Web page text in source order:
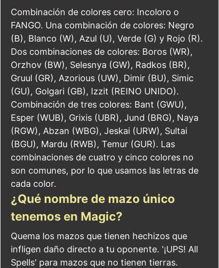
Combinación de colores cero: Incoloro o
FANGO. Una combinación de colores: Negro
(B), Blanco (W), Azul (U), Verde (G) y Rojo (R).
Dos combinaciones de colores: Boros (WR),
Orzhov (BW), Selesnya (GW), Radkos (BR),
Gruul (GR), Azorious (UW), Dimir (BU), Simic
(GU), Golgari (GB), Izzit (REINO UNIDO).
Combinación de tres colores: Bant (GWU),
Esper (WUB), Grixis (UBR), Jund (BRG), Naya
(RGW), Abzan (WBG), Jeskai (URW), Sultai
(BGU), Mardu (RWB), Temur (GUR). Las
combinaciones de cuatro y cinco colores no
son comunes, por lo que usamos las letras de
cada color.
¿Qué nombre de mazo único
tenemos en Magic?
Quema los mazos que tienen hechizos que
infligen daño directo a tu oponente. '¡UPS! All
Spells' para mazos que no tienen tierras.